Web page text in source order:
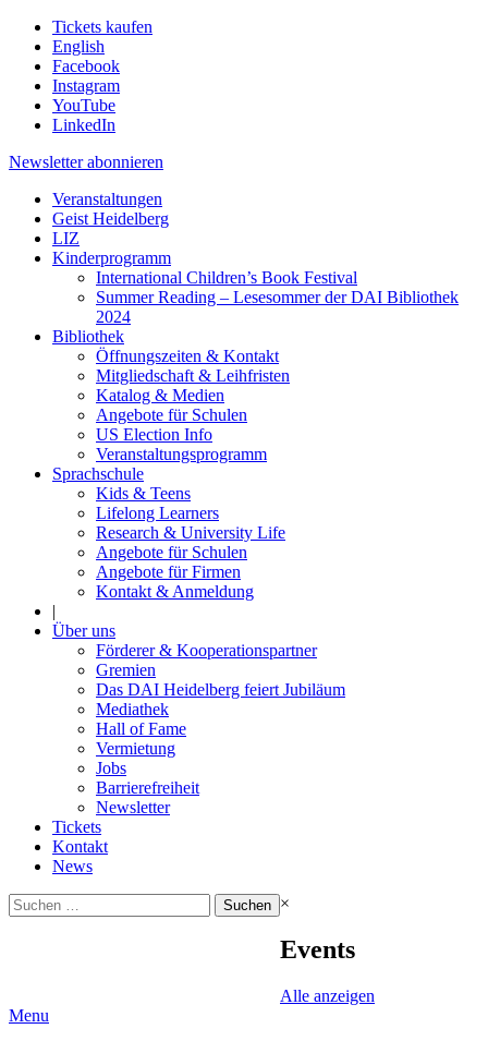
Tickets kaufen
English
Facebook
Instagram
YouTube
LinkedIn
Newsletter abonnieren
Veranstaltungen
Geist Heidelberg
LIZ
Kinderprogramm
International Children’s Book Festival
Summer Reading – Lesesommer der DAI Bibliothek
2024
Bibliothek
Öffnungszeiten & Kontakt
Mitgliedschaft & Leihfristen
Katalog & Medien
Angebote für Schulen
US Election Info
Veranstaltungsprogramm
Sprachschule
Kids & Teens
Lifelong Learners
Research & University Life
Angebote für Schulen
Angebote für Firmen
Kontakt & Anmeldung
|
Über uns
Förderer & Kooperationspartner
Gremien
Das DAI Heidelberg feiert Jubiläum
Mediathek
Hall of Fame
Vermietung
Jobs
Barrierefreiheit
Newsletter
Tickets
Kontakt
News
Suchen
nach:
×
Events
Alle anzeigen
Menu